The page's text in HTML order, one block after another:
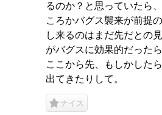
るのか？と思っていたら
ころかバグス襲来が前提
し来るのはまだ先だとの
がバグスに効果的だった
ここから先、もしかした
出てきたりして。
ナイス